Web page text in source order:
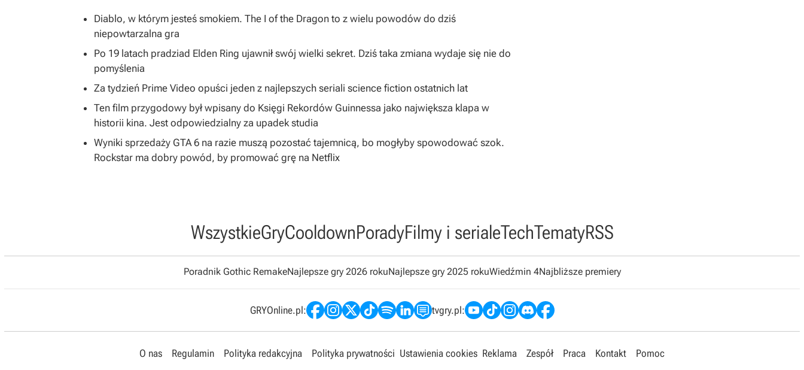
Diablo, w którym jesteś smokiem. The I of the Dragon to z wielu powodów do dziś
niepowtarzalna gra
Po 19 latach pradziad Elden Ring ujawnił swój wielki sekret. Dziś taka zmiana wydaje się nie do
pomyślenia
Za tydzień Prime Video opuści jeden z najlepszych seriali science fiction ostatnich lat
Ten film przygodowy był wpisany do Księgi Rekordów Guinnessa jako największa klapa w
historii kina. Jest odpowiedzialny za upadek studia
Wyniki sprzedaży GTA 6 na razie muszą pozostać tajemnicą, bo mogłyby spowodować szok.
Rockstar ma dobry powód, by promować grę na Netflix
WszystkieGryCooldownPoradyFilmy i serialeTechTematyRSS
Poradnik Gothic RemakeNajlepsze gry 2026 rokuNajlepsze gry 2025 rokuWiedźmin 4Najbliższe premiery
GRYOnline.pl: tvgry.pl:
O nas Regulamin Polityka redakcyjna Polityka prywatności Ustawienia cookies Reklama Zespół Praca Kontakt Pomoc